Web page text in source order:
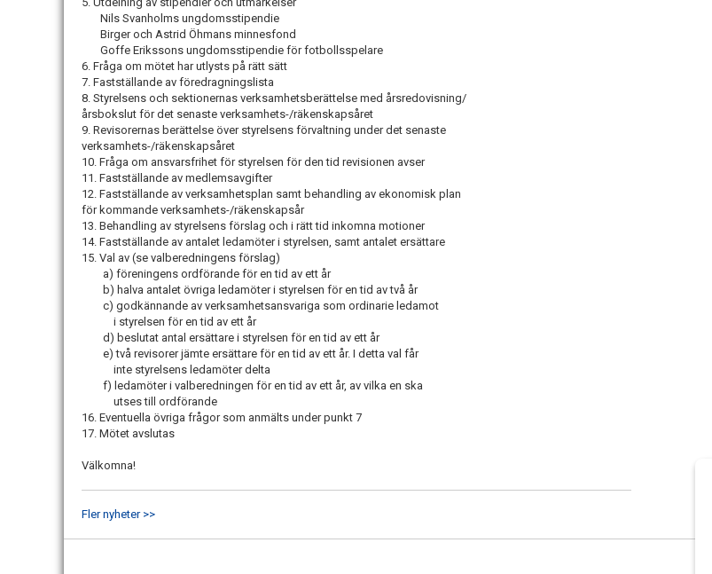
Nils Svanholms ungdomsstipendie
Birger och Astrid Öhmans minnesfond
Goffe Erikssons ungdomsstipendie för fotbollsspelare
6. Fråga om mötet har utlysts på rätt sätt
7. Fastställande av föredragningslista
8. Styrelsens och sektionernas verksamhetsberättelse med årsredovisning/
årsbokslut för det senaste verksamhets-/räkenskapsåret
9. Revisorernas berättelse över styrelsens förvaltning under det senaste
verksamhets-/räkenskapsåret
10. Fråga om ansvarsfrihet för styrelsen för den tid revisionen avser
11. Fastställande av medlemsavgifter
12. Fastställande av verksamhetsplan samt behandling av ekonomisk plan
för kommande verksamhets-/räkenskapsår
13. Behandling av styrelsens förslag och i rätt tid inkomna motioner
14. Fastställande av antalet ledamöter i styrelsen, samt antalet ersättare
15. Val av (se valberedningens förslag)
a) föreningens ordförande för en tid av ett år
b) halva antalet övriga ledamöter i styrelsen för en tid av två år
c) godkännande av verksamhetsansvariga som ordinarie ledamot
i styrelsen för en tid av ett år
d) beslutat antal ersättare i styrelsen för en tid av ett år
e) två revisorer jämte ersättare för en tid av ett år. I detta val får
inte styrelsens ledamöter delta
f) ledamöter i valberedningen för en tid av ett år, av vilka en ska
utses till ordförande
16. Eventuella övriga frågor som anmälts under punkt 7
17. Mötet avslutas
Välkomna!
Fler nyheter >>